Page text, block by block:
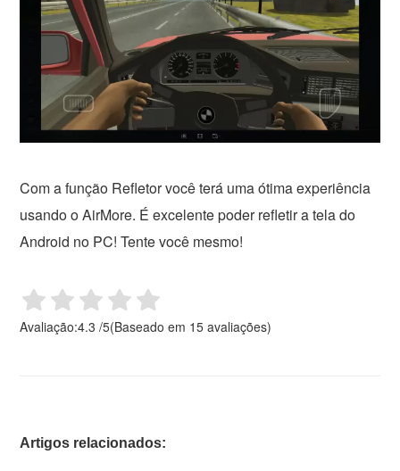
Com a função Refletor você terá uma ótima experiência
usando o AirMore. É excelente poder refletir a tela do
Android no PC! Tente você mesmo!
Avaliação:4.3 /5(Baseado em 15 avaliações)
Artigos relacionados: